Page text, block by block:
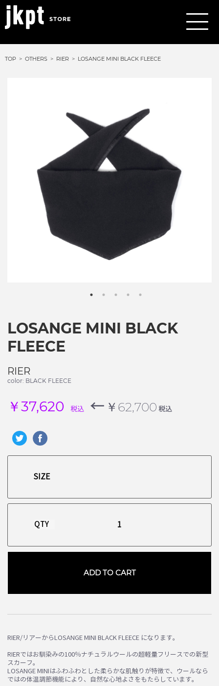
TOP OTHERS RIER LOSANGE MINI BLACK FLEECE
LOSANGE MINI BLACK
FLEECE
RIER
color: BLACK FLEECE
￥37,620 税込 ← ￥62,700 税込
QTY
ADD TO CART
RIER/リアーからLOSANGE MINI BLACK FLEECE になります。
RIERではお馴染みの100％ナチュラルウールの超軽量フリースでの新型
スカーフ。
LOSANGE MINIはふわふわとした柔らかな肌触りが特徴で、ウールなら
ではの体温調節機能により、自然な心地よさをもたらしています。